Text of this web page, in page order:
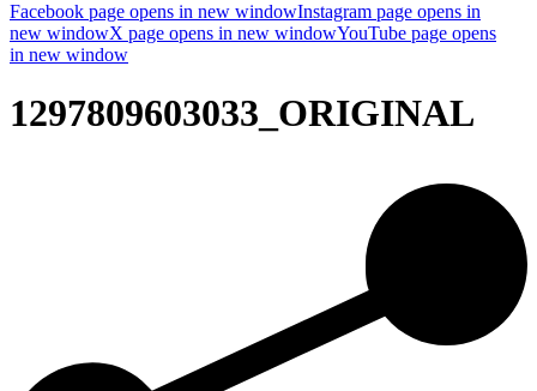
Facebook page opens in new windowInstagram page opens in
new windowX page opens in new windowYouTube page opens
in new window
1297809603033_ORIGINAL